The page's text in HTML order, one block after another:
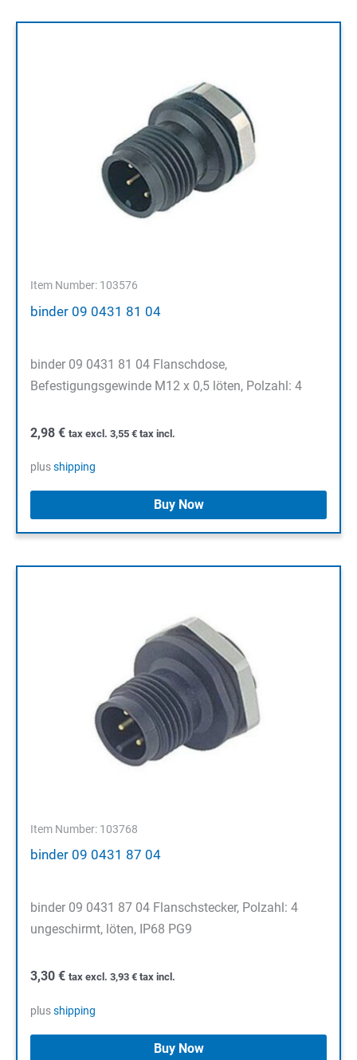
Item Number: 103576
binder 09 0431 81 04
binder 09 0431 81 04 Flanschdose,
Befestigungsgewinde M12 x 0,5 löten, Polzahl: 4
2,98 € tax excl. 3,55 € tax incl.
plusshipping
Buy Now
Item Number: 103768
binder 09 0431 87 04
binder 09 0431 87 04 Flanschstecker, Polzahl: 4
ungeschirmt, löten, IP68 PG9
3,30 € tax excl. 3,93 € tax incl.
plusshipping
Buy Now